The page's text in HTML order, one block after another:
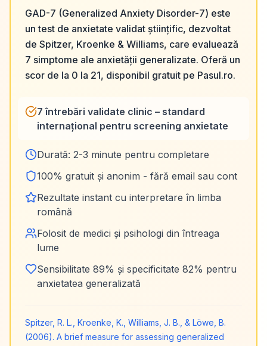
GAD-7 (Generalized Anxiety Disorder-7) este
un test de anxietate validat științific, dezvoltat
de Spitzer, Kroenke & Williams, care evaluează
7 simptome ale anxietății generalizate. Oferă un
scor de la 0 la 21, disponibil gratuit pe Pasul.ro.
7 întrebări validate clinic – standard
internațional pentru screening anxietate
Durată: 2-3 minute pentru completare
100% gratuit și anonim - fără email sau cont
Rezultate instant cu interpretare în limba
română
Folosit de medici și psihologi din întreaga
lume
Sensibilitate 89% și specificitate 82% pentru
anxietatea generalizată
Spitzer, R. L., Kroenke, K., Williams, J. B., & Löwe, B.
(2006). A brief measure for assessing generalized